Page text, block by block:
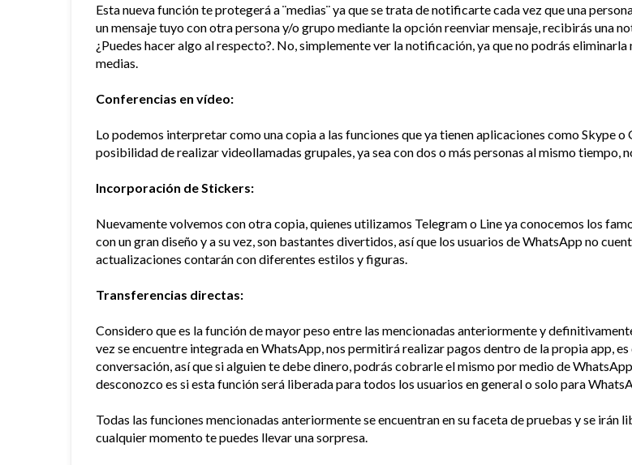
Esta nueva función te protegerá a ¨medias¨ ya que se trata de notificarte cada vez que una
un mensaje tuyo con otra persona y/o grupo mediante la opción reenviar mensaje, recibirás una
¿Puedes hacer algo al respecto?. No, simplemente ver la notificación, ya que no podrás
medias.
Conferencias en vídeo:
Lo podemos interpretar como una copia a las funciones que ya tienen aplicaciones como Skype
posibilidad de realizar videollamadas grupales, ya sea con dos o más personas al mismo tiempo,
Incorporación de Stickers:
Nuevamente volvemos con otra copia, quienes utilizamos Telegram o Line ya conocemos los
con un gran diseño y a su vez, son bastantes divertidos, así que los usuarios de WhatsApp no
actualizaciones contarán con diferentes estilos y figuras.
Transferencias directas:
Considero que es la función de mayor peso entre las mencionadas anteriormente y
vez se encuentre integrada en WhatsApp, nos permitirá realizar pagos dentro de la propia app,
conversación, así que si alguien te debe dinero, podrás cobrarle el mismo por medio de
desconozco es si esta función será liberada para todos los usuarios en general o solo para
Todas las funciones mencionadas anteriormente se encuentran en su faceta de pruebas y se irán
cualquier momento te puedes llevar una sorpresa.